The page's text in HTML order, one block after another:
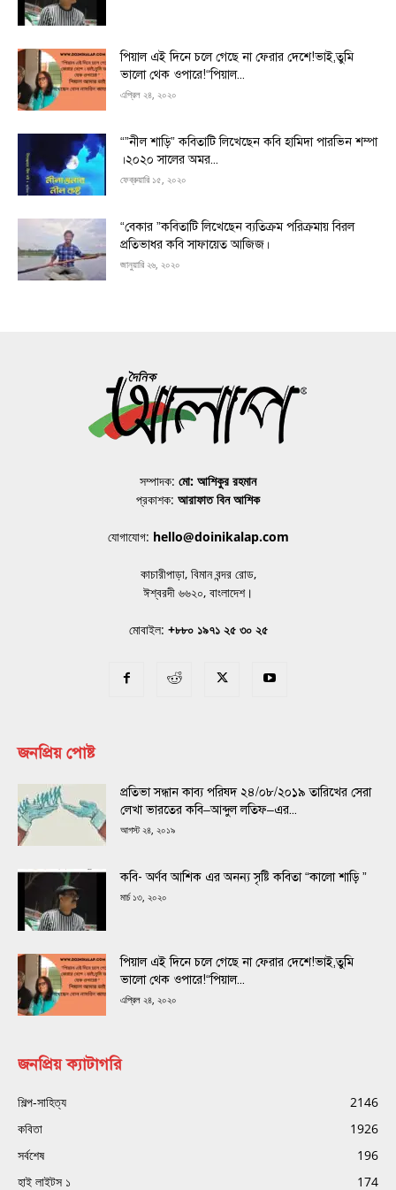
পিয়াল এই দিনে চলে গেছে না ফেরার দেশে!ভাই,তুমি
ভালো থেক ওপারে!“পিয়াল...
এপ্রিল ২৪, ২০২০
“”নীল শাড়ি” কবিতাটি লিখেছেন কবি হামিদা পারভিন শম্পা
।২০২০ সালের অমর...
ফেব্রুয়ারি ১৫, ২০২০
“বেকার ”কবিতাটি লিখেছেন ব্যতিক্রম পরিক্রমায় বিরল
প্রতিভাধর কবি সাফায়েত আজিজ।
জানুয়ারি ২৬, ২০২০
সম্পাদক: মো: আশিকুর রহমান
প্রকাশক: আরাফাত বিন আশিক
যোগাযোগ: hello@doinikalap.com
কাচারীপাড়া, বিমান বন্দর রোড,
ঈশ্বরদী ৬৬২০, বাংলাদেশ।
মোবাইল: +৮৮০ ১৯৭১ ২৫ ৩০ ২৫
জনপ্রিয় পোষ্ট
প্রতিভা সন্ধান কাব্য পরিষদ ২৪/০৮/২০১৯ তারিখের সেরা
লেখা ভারতের কবি–আব্দুল লতিফ–এর...
আগস্ট ২৪, ২০১৯
কবি- অর্ণব আশিক এর অনন্য সৃষ্টি কবিতা “কালো শাড়ি ”
মার্চ ১৩, ২০২০
পিয়াল এই দিনে চলে গেছে না ফেরার দেশে!ভাই,তুমি
ভালো থেক ওপারে!“পিয়াল...
এপ্রিল ২৪, ২০২০
জনপ্রিয় ক্যাটাগরি
শিল্প-সাহিত্য
2146
কবিতা
1926
সর্বশেষ
196
হাই লাইটস ১
174